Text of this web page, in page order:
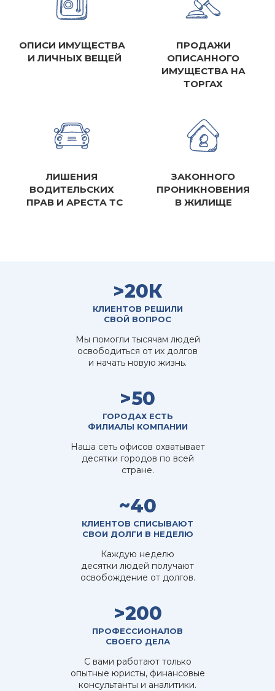
ОПИСИ ИМУЩЕСТВА
И ЛИЧНЫХ ВЕЩЕЙ
ПРОДАЖИ
ОПИСАННОГО
ИМУЩЕСТВА НА
ТОРГАХ
ЛИШЕНИЯ
ВОДИТЕЛЬСКИХ
ПРАВ И АРЕСТА ТС
ЗАКОННОГО
ПРОНИКНОВЕНИЯ
В ЖИЛИЩЕ
>20К
КЛИЕНТОВ РЕШИЛИ
СВОЙ ВОПРОС
Мы помогли тысячам людей
освободиться от их долгов
и начать новую жизнь.
>50
ГОРОДАХ ЕСТЬ
ФИЛИАЛЫ КОМПАНИИ
Наша сеть офисов охватывает
десятки городов по всей
стране.
~40
КЛИЕНТОВ СПИСЫВАЮТ
СВОИ ДОЛГИ В НЕДЕЛЮ
Каждую неделю
десятки людей получают
освобождение от долгов.
>200
ПРОФЕССИОНАЛОВ
СВОЕГО ДЕЛА
С вами работают только
опытные юристы, финансовые
консультанты и аналитики.